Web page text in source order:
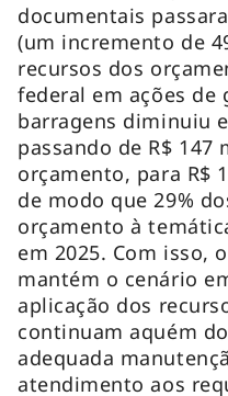
documentais
(um incremento de
recursos dos
federal em ações de
barragens diminuiu
passando de R$
orçamento, para R$
de modo que 29%
orçamento à
em 2025. Com isso,
mantém o cenário
aplicação dos
continuam aquém
adequada
atendimento aos